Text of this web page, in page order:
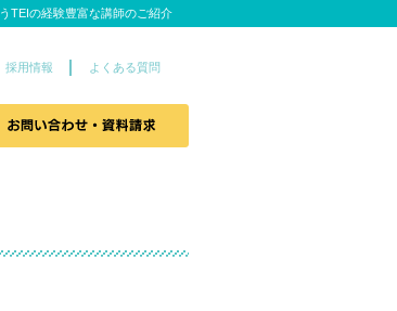
TEIの経験豊富な講師のご紹介
採用情報 よくある質問